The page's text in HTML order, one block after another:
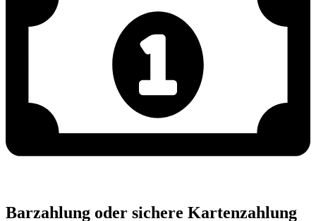
Barzahlung oder sichere Kartenzahlung